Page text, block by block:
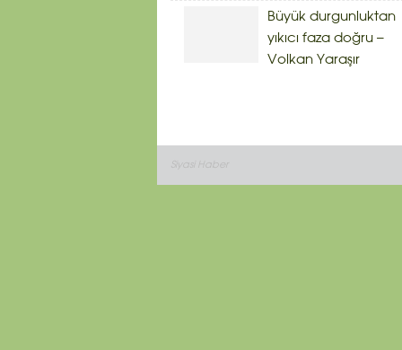
Büyük durgunluktan
yıkıcı faza doğru –
Volkan Yaraşır
Siyasi Haber